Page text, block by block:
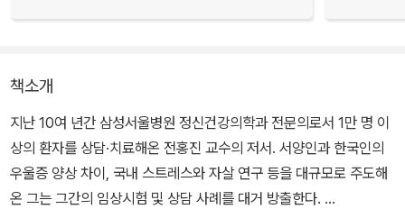
책소개
지난 10여 년간 삼성서울병원 정신건강의학과 전문의로서 1만 명 이
상의 환자를 상담·치료해온 전홍진 교수의 저서. 서양인과 한국인의
우울증 양상 차이, 국내 스트레스와 자살 연구 등을 대규모로 주도해
온 그는 그간의 임상시험 및 상담 사례를 대거 방출한다.